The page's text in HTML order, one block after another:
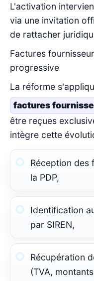
L'activation
via une invitation
de rattacher
Factures
progressive
La réforme
factures
être reçues
intègre cette
Réception des
la PDP,
Identification
par SIREN,
Récupération
(TVA,